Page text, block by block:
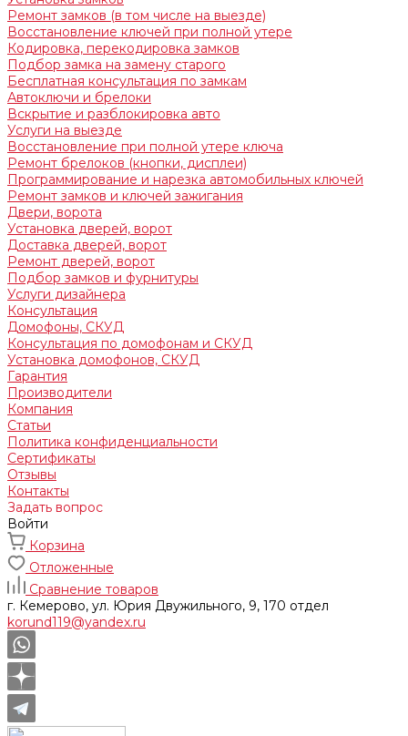
Ремонт замков (в том числе на выезде)
Восстановление ключей при полной утере
Кодировка, перекодировка замков
Подбор замка на замену старого
Бесплатная консультация по замкам
Автоключи и брелоки
Вскрытие и разблокировка авто
Услуги на выезде
Восстановление при полной утере ключа
Ремонт брелоков (кнопки, дисплеи)
Программирование и нарезка автомобильных ключей
Ремонт замков и ключей зажигания
Двери, ворота
Установка дверей, ворот
Доставка дверей, ворот
Ремонт дверей, ворот
Подбор замков и фурнитуры
Услуги дизайнера
Консультация
Домофоны, СКУД
Консультация по домофонам и СКУД
Установка домофонов, СКУД
Гарантия
Производители
Компания
Статьи
Политика конфиденциальности
Сертификаты
Отзывы
Контакты
Задать вопрос
Войти
Корзина
Отложенные
Сравнение товаров
г. Кемерово, ул. Юрия Двужильного, 9, 170 отдел
korund119@yandex.ru